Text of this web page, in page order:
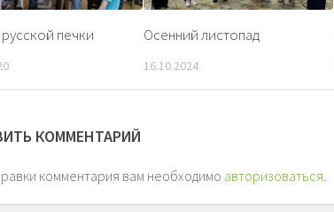
печки Осенний листопад
16.10.2024
КОММЕНТАРИЙ
комментария вам необходимо авторизоваться.